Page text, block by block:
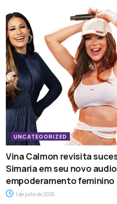
UNCATEGORIZED
Vina Calmon revisita
Simaria em seu novo
empoderamento feminino
1 de julho de 2026